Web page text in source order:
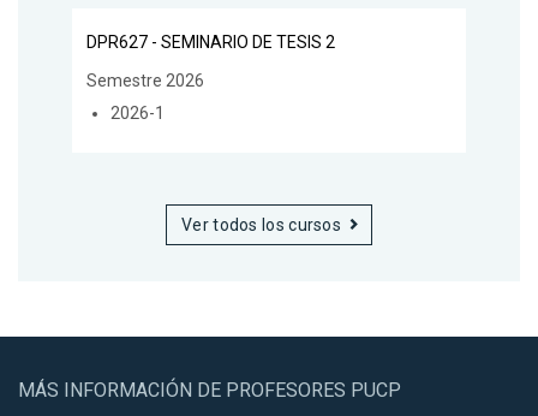
DPR627 - SEMINARIO DE TESIS 2
Semestre 2026
2026-1
Ver todos los cursos
MÁS INFORMACIÓN DE PROFESORES PUCP